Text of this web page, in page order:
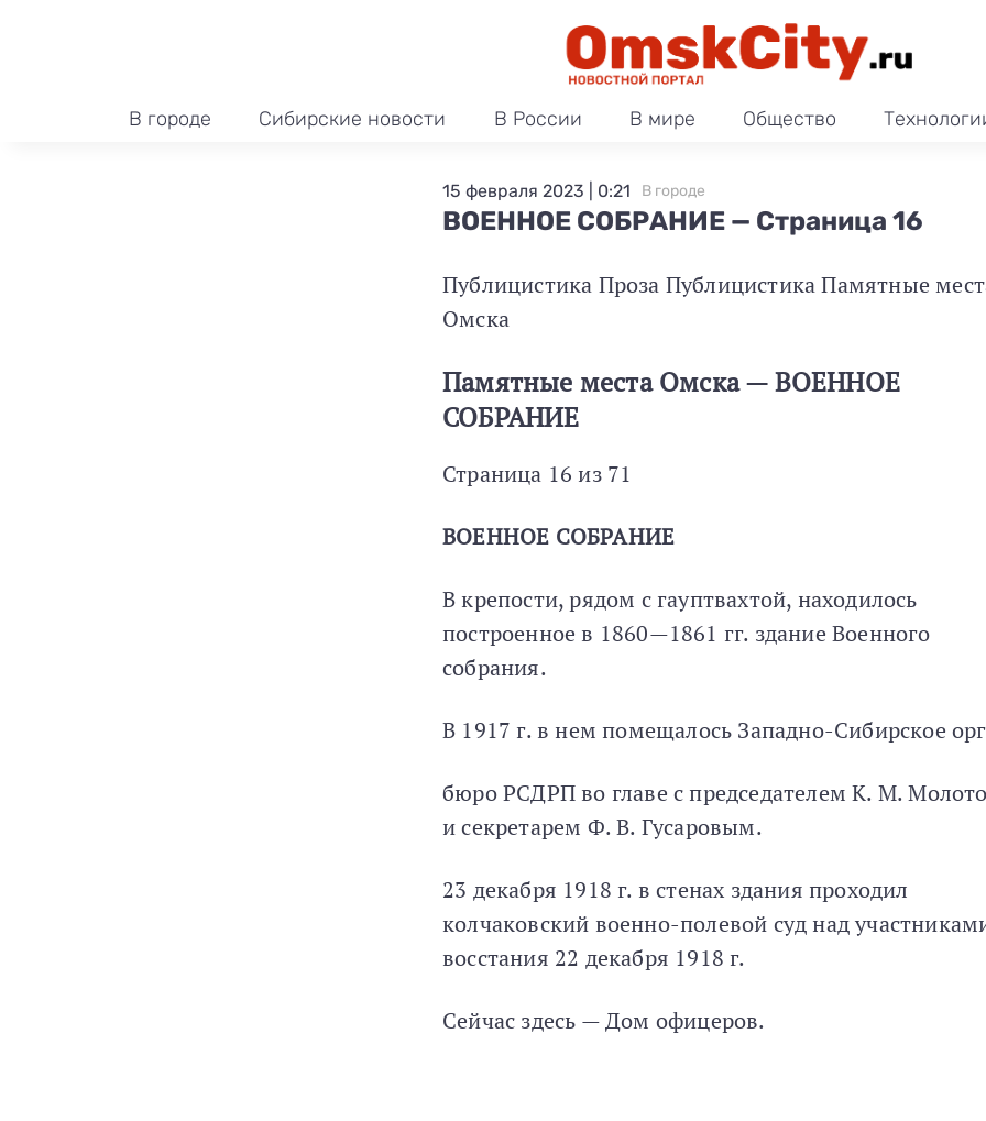
В городе Сибирские новости В России В мире Общество
ВОЕННОЕ СОБРАНИЕ — Страница 16
15 февраля 2023 | 0:21 В городе
Публицистика Проза Публицистика Памятные
Омска
Памятные места Омска — ВОЕННОЕ
СОБРАНИЕ
Страница 16 из 71
ВОЕННОЕ СОБРАНИЕ
В крепости, рядом с гауптвахтой, находилось
построенное в 1860—1861 гг. здание Военного
собрания.
В 1917 г. в нем помещалось Западно-Сибирское
бюро РСДРП во главе с председателем К. М.
и секретарем Ф. В. Гусаровым.
23 декабря 1918 г. в стенах здания проходил
колчаковский военно-полевой суд над
восстания 22 декабря 1918 г.
Сейчас здесь — Дом офицеров.